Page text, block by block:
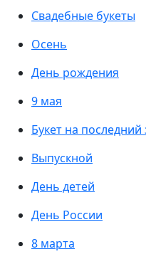
Свадебные букеты
Осень
День рождения
9 мая
Букет на последний
Выпускной
День детей
День России
8 марта